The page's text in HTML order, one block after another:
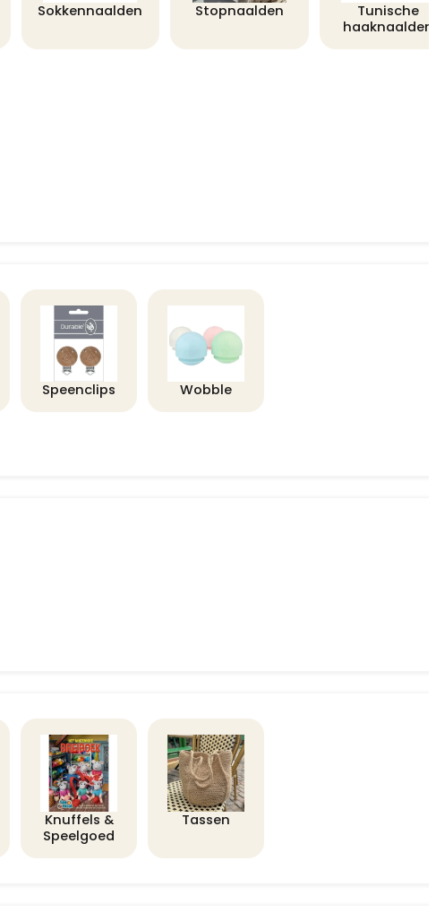
Sokkennaalden Stopnaalden
Tunische
haaknaalden
Speenclips Wobble
Knuffels &
Speelgoed
Tassen